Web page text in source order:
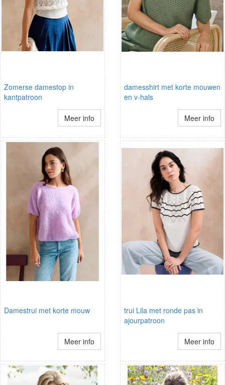
Zomerse damestop in
kantpatroon
Meer info
damesshirt met korte mouwen
en v-hals
Meer info
Damestrui met korte mouw
Meer info
trui Lila met ronde pas in
ajourpatroon
Meer info